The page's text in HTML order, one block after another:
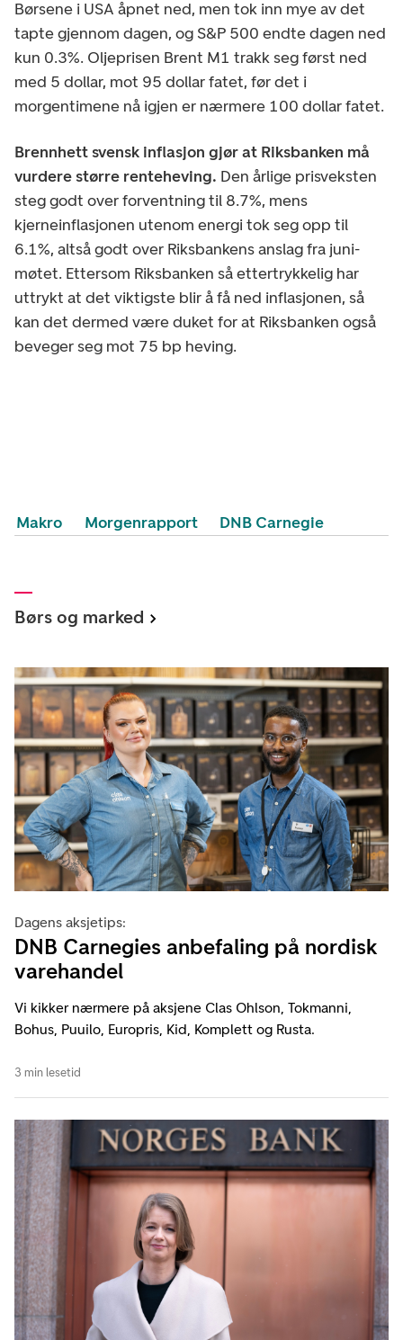
Børsene i USA åpnet ned, men tok inn mye av det
tapte gjennom dagen, og S&P 500 endte dagen ned
kun 0.3%. Oljeprisen Brent M1 trakk seg først ned
med 5 dollar, mot 95 dollar fatet, før det i
morgentimene nå igjen er nærmere 100 dollar fatet.
Brennhett svensk inflasjon gjør at Riksbanken må
vurdere større renteheving. Den årlige prisveksten
steg godt over forventning til 8.7%, mens
kjerneinflasjonen utenom energi tok seg opp til
6.1%, altså godt over Riksbankens anslag fra juni-
møtet. Ettersom Riksbanken så ettertrykkelig har
uttrykt at det viktigste blir å få ned inflasjonen, så
kan det dermed være duket for at Riksbanken også
beveger seg mot 75 bp heving.
Makro Morgenrapport DNB Carnegie
Børs og marked
Dagens aksjetips:
DNB Carnegies anbefaling på nordisk
varehandel
Vi kikker nærmere på aksjene Clas Ohlson, Tokmanni,
Bohus, Puuilo, Europris, Kid, Komplett og Rusta.
3 min lesetid